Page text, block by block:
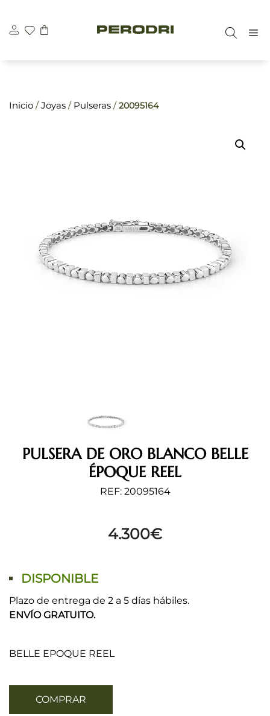
contenido
Inicio /Joyas / Pulseras /20095164
PULSERA DE ORO BLANCO BELLE
ÉPOQUE REEL
REF: 20095164
4.300€
DISPONIBLE
Plazo de entrega de 2 a 5 días hábiles.
ENVÍO GRATUITO.
BELLE EPOQUE REEL
COMPRAR